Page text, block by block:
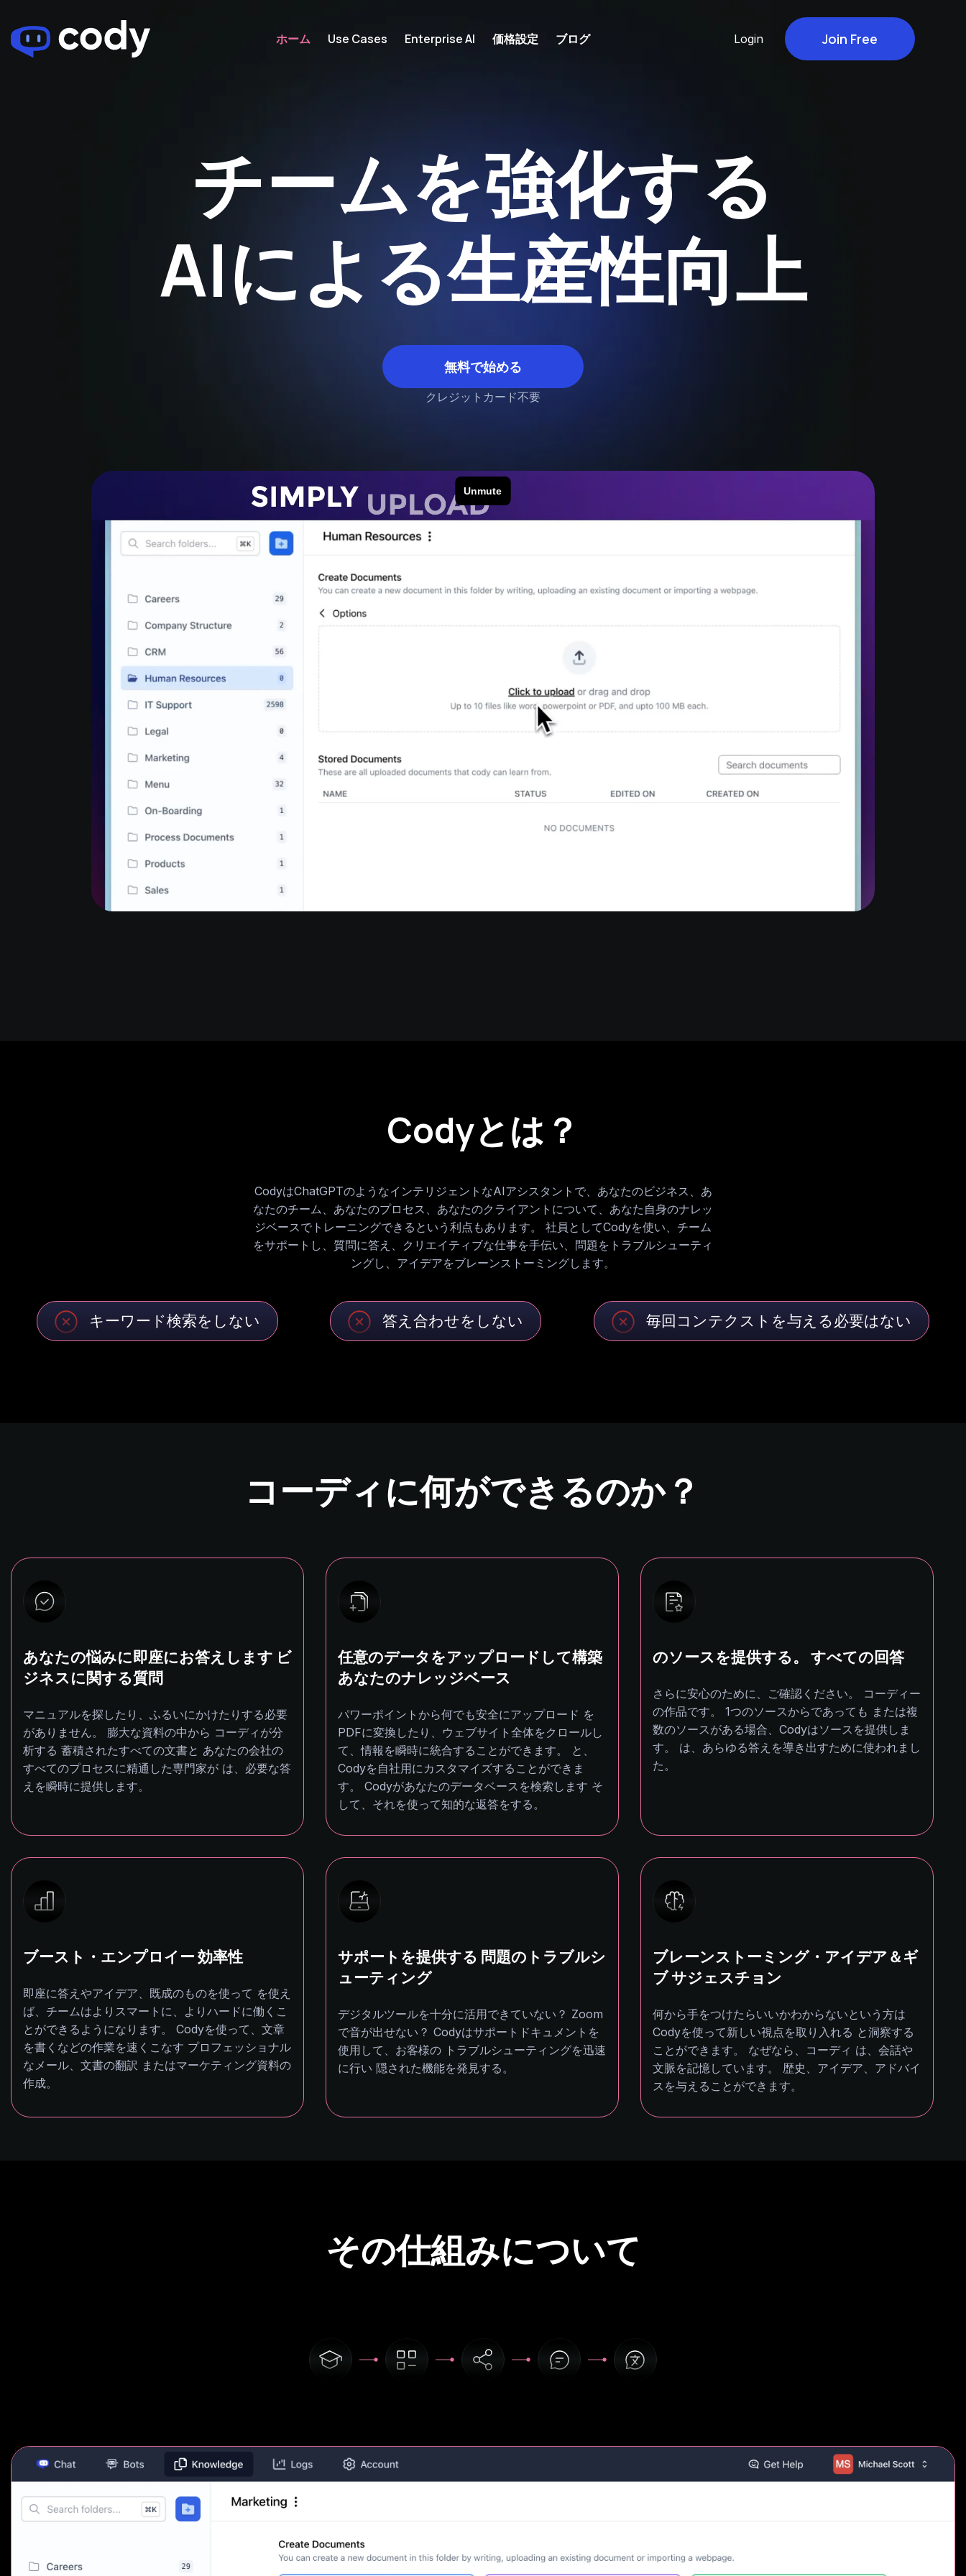
ホーム Use Cases Enterprise AI 価格設定 ブログ Login Join Free
チームを強化する
AIによる生産性向上
無料で始める
クレジットカード不要
Codyとは？
CodyはChatGPTのようなインテリジェントなAIアシスタントで、あなたのビジネス、あ
なたのチーム、あなたのプロセス、あなたのクライアントについて、あなた自身のナレッ
ジベースでトレーニングできるという利点もあります。 社員としてCodyを使い、チーム
をサポートし、質問に答え、クリエイティブな仕事を手伝い、問題をトラブルシューティ
ングし、アイデアをブレーンストーミングします。
キーワード検索をしない 答え合わせをしない 毎回コンテクストを与える必要はない
コーディに何ができるのか？
あなたの悩みに即座にお答えします ビ
ジネスに関する質問
マニュアルを探したり、ふるいにかけたりする必要
がありません。 膨大な資料の中から コーディが分
析する 蓄積されたすべての文書と あなたの会社の
すべてのプロセスに精通した専門家が は、必要な答
えを瞬時に提供します。
任意のデータをアップロードして構築
あなたのナレッジベース
パワーポイントから何でも安全にアップロード を
PDFに変換したり、ウェブサイト全体をクロールし
て、情報を瞬時に統合することができます。 と、
Codyを自社用にカスタマイズすることができま
す。 Codyがあなたのデータベースを検索します そ
して、それを使って知的な返答をする。
のソースを提供する。 すべての回答
さらに安心のために、ご確認ください。 コーディー
の作品です。 1つのソースからであっても または複
数のソースがある場合、Codyはソースを提供しま
す。 は、あらゆる答えを導き出すために使われまし
た。
ブースト・エンプロイー 効率性
即座に答えやアイデア、既成のものを使って を使え
ば、チームはよりスマートに、よりハードに働くこ
とができるようになります。 Codyを使って、文章
を書くなどの作業を速くこなす プロフェッショナル
なメール、文書の翻訳 またはマーケティング資料の
作成。
サポートを提供する 問題のトラブルシ
ューティング
デジタルツールを十分に活用できていない？ Zoom
で音が出せない？ Codyはサポートドキュメントを
使用して、お客様の トラブルシューティングを迅速
に行い 隠された機能を発見する。
ブレーンストーミング・アイデア＆ギ
ブ サジェスチョン
何から手をつけたらいいかわからないという方は
Codyを使って新しい視点を取り入れる と洞察する
ことができます。 なぜなら、コーディ は、会話や
文脈を記憶しています。 歴史、アイデア、アドバイ
スを与えることができます。
その仕組みについて